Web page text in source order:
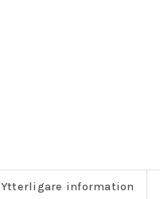
Ytterligare information